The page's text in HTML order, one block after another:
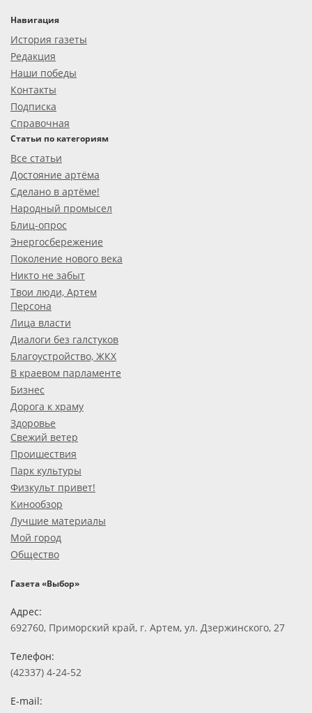
Навигация
История газеты
Редакция
Наши победы
Контакты
Подписка
Справочная
Статьи по категориям
Все статьи
Достояние артёма
Сделано в артёме!
Народный промысел
Блиц-опрос
Энергосбережение
Поколение нового века
Никто не забыт
Твои люди, Артем
Персона
Лица власти
Диалоги без галстуков
Благоустройство, ЖКХ
В краевом парламенте
Бизнес
Дорога к храму
Здоровье
Свежий ветер
Проишествия
Парк культуры
Физкульт привет!
Кинообзор
Лучшие материалы
Мой город
Общество
Газета «Выбор»
Адрес:
692760, Приморский край, г. Артем, ул. Дзержинского, 27
Телефон:
(42337) 4-24-52
E-mail: